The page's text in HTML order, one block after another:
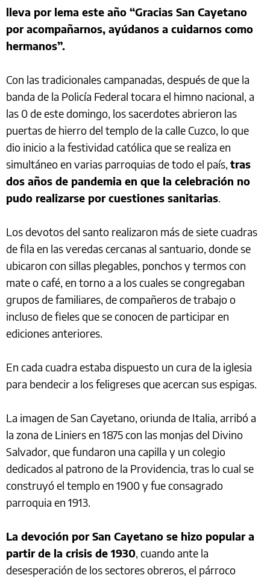
lleva por lema este año “Gracias San Cayetano
por acompañarnos, ayúdanos a cuidarnos como
hermanos”.
Con las tradicionales campanadas, después de que la
banda de la Policía Federal tocara el himno nacional, a
las 0 de este domingo, los sacerdotes abrieron las
puertas de hierro del templo de la calle Cuzco, lo que
dio inicio a la festividad católica que se realiza en
simultáneo en varias parroquias de todo el país, tras
dos años de pandemia en que la celebración no
pudo realizarse por cuestiones sanitarias.
Los devotos del santo realizaron más de siete cuadras
de fila en las veredas cercanas al santuario, donde se
ubicaron con sillas plegables, ponchos y termos con
mate o café, en torno a a los cuales se congregaban
grupos de familiares, de compañeros de trabajo o
incluso de fieles que se conocen de participar en
ediciones anteriores.
En cada cuadra estaba dispuesto un cura de la iglesia
para bendecir a los feligreses que acercan sus espigas.
La imagen de San Cayetano, oriunda de Italia, arribó a
la zona de Liniers en 1875 con las monjas del Divino
Salvador, que fundaron una capilla y un colegio
dedicados al patrono de la Providencia, tras lo cual se
construyó el templo en 1900 y fue consagrado
parroquia en 1913.
La devoción por San Cayetano se hizo popular a
partir de la crisis de 1930, cuando ante la
desesperación de los sectores obreros, el párroco